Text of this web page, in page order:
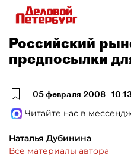
Российский
предпосылки
05 февраля 2008
Читайте нас в
Наталья Дубинина
Все материалы автора